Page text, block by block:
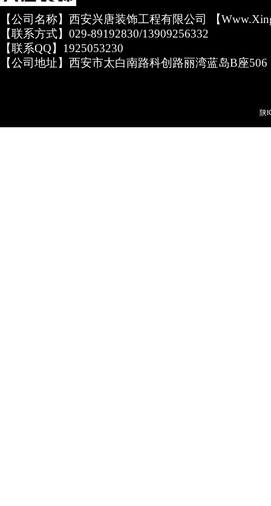
【公司名称】西安兴唐装饰工程有限公司 【
【联系方式】029-89192830/13909256332
【联系QQ】1925053230
【公司地址】西安市太白南路科创路丽湾蓝岛B座506
陕